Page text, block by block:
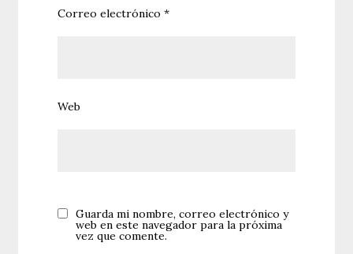
Correo electrónico*
Web
Guarda mi nombre, correo electrónico y
web en este navegador para la próxima
vez que comente.